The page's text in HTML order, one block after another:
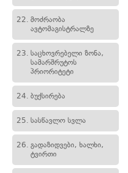
22. მოძრაობა
ავტომაგისტრალზე
23. საცხოვრებელი ზონა,
სამარშრუტოს
პრიორიტეტი
24. ბუქსირება
25. სასწავლო სვლა
26. გადაზიდვები, ხალხი,
ტვირთი